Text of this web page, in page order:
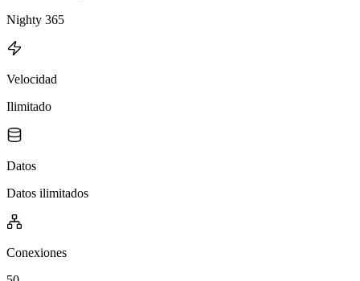
Nighty 365
Velocidad
Ilimitado
Datos
Datos ilimitados
Conexiones